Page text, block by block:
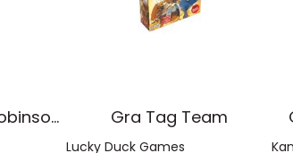
Księga Przygód Robinson Crusoe Gra Tag Team
Lucky Duck Games